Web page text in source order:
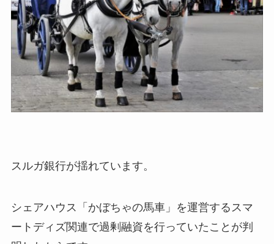
スルガ銀行が揺れています。
シェアハウス「かぼちゃの馬車」を運営するスマ
ートディズ関連で過剰融資を行っていたことが判